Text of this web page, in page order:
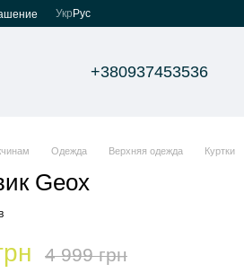
Укр Рус
+380937453536
Одежда Верхняя одежда Куртки
Geox
4 999 грн